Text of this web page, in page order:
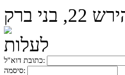
כתובת דוא"ל:
סיסמה: